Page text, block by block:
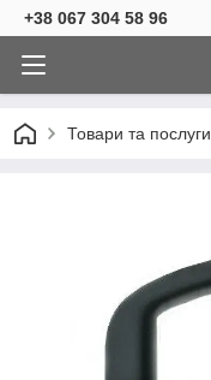
+38 067 304 58 96
Товари та послуги